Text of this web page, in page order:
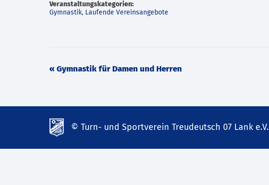
Veranstaltungskategorien:
Gymnastik, Laufende Vereinsangebote
Veranstaltung
« Gymnastik für Damen und Herren
© Turn- und Sportverein Treudeutsch 07 Lank e.V.